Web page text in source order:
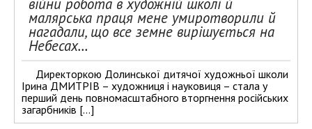
війни робота в художній школі й
малярська праця мене умиротворили й
нагадали, що все земне вирішується на
Небесах…
Директоркою Долинської дитячої художньої школи
Ірина ДМИТРІВ – художниця і науковиця – стала у
перший день повномасштабного вторгнення російських
загарбників […]